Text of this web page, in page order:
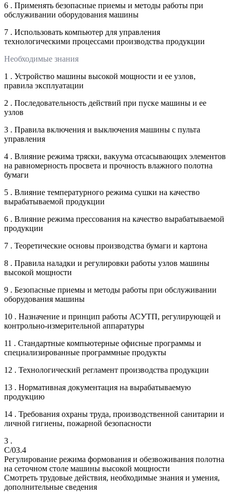
6 . Применять безопасные приемы и методы работы при
обслуживании оборудования машины
7 . Использовать компьютер для управления
технологическими процессами производства продукции
Необходимые знания
1 . Устройство машины высокой мощности и ее узлов,
правила эксплуатации
2 . Последовательность действий при пуске машины и ее
узлов
3 . Правила включения и выключения машины с пульта
управления
4 . Влияние режима тряски, вакуума отсасывающих элементов
на равномерность просвета и прочность влажного полотна
бумаги
5 . Влияние температурного режима сушки на качество
вырабатываемой продукции
6 . Влияние режима прессования на качество вырабатываемой
продукции
7 . Теоретические основы производства бумаги и картона
8 . Правила наладки и регулировки работы узлов машины
высокой мощности
9 . Безопасные приемы и методы работы при обслуживании
оборудования машины
10 . Назначение и принцип работы АСУТП, регулирующей и
контрольно-измерительной аппаратуры
11 . Стандартные компьютерные офисные программы и
специализированные программные продукты
12 . Технологический регламент производства продукции
13 . Нормативная документация на вырабатываемую
продукцию
14 . Требования охраны труда, производственной санитарии и
личной гигиены, пожарной безопасности
3 .
C/03.4
Регулирование режима формования и обезвоживания полотна
на сеточном столе машины высокой мощности
Смотреть трудовые действия, необходимые знания и умения,
дополнительные сведения